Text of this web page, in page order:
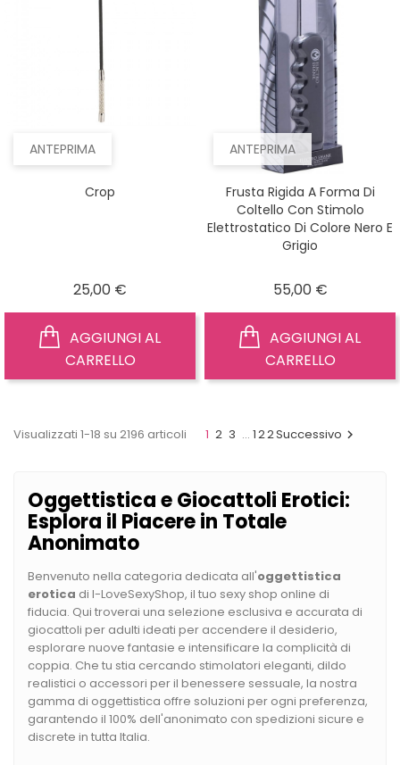
ANTEPRIMA
Crop
25,00 €
CARRELLO
ANTEPRIMA
Frusta Rigida A Forma Di
Coltello Con Stimolo
Elettrostatico Di Colore Nero E
Grigio
55,00 €Prezzo
CARRELLO
Visualizzati 1-18 su 2196 articoli 1 2 3 … 122Successivo 
Oggettistica e Giocattoli Erotici:
Esplora il Piacere in Totale
Anonimato
Benvenuto nella categoria dedicata all'oggettistica
erotica di I-LoveSexyShop, il tuo sexy shop online di
fiducia. Qui troverai una selezione esclusiva e accurata di
giocattoli per adulti ideati per accendere il desiderio,
esplorare nuove fantasie e intensificare la complicità di
coppia. Che tu stia cercando stimolatori eleganti, dildo
realistici o accessori per il benessere sessuale, la nostra
gamma di oggettistica offre soluzioni per ogni preferenza,
garantendo il 100% dell'anonimato con spedizioni sicure e
discrete in tutta Italia.